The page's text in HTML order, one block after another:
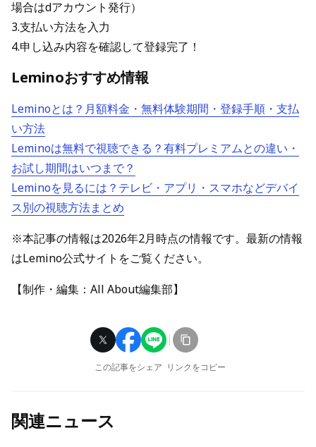
場合はdアカウント発行）
3.支払い方法を入力
4.申し込み内容を確認して登録完了！
Leminoおすすめ情報
Leminoとは？月額料金・無料体験期間・登録手順・支払
い方法
Leminoは無料で視聴できる？有料プレミアムとの違い・
お試し期間はいつまで？
Leminoを見るには？テレビ・アプリ・スマホなどデバイ
ス別の視聴方法まとめ
※本記事の情報は2026年2月時点の情報です。最新の情報
はLemino公式サイトをご覧ください。
【制作・編集：All About編集部】
この記事をシェア リンクをコピー
関連ニュース